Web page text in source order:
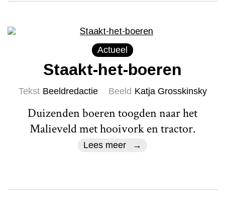
Actueel
Staakt-het-boeren
Tekst Beeldredactie Beeld Katja Grosskinsky
Duizenden boeren toogden naar het
Malieveld met hooivork en tractor.
Lees meer